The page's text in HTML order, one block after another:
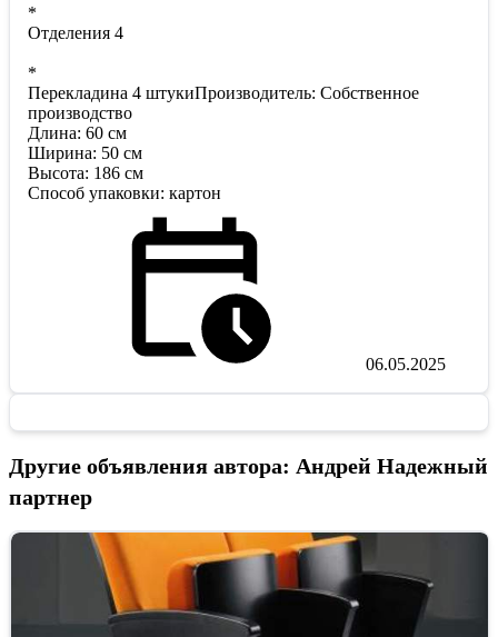
*
Отделения 4
*
Перекладина 4 штукиПроизводитель: Собственное
производство
Длина: 60 см
Ширина: 50 см
Высота: 186 см
Способ упаковки: картон
06.05.2025
Другие объявления автора: Андрей Надежный
партнер